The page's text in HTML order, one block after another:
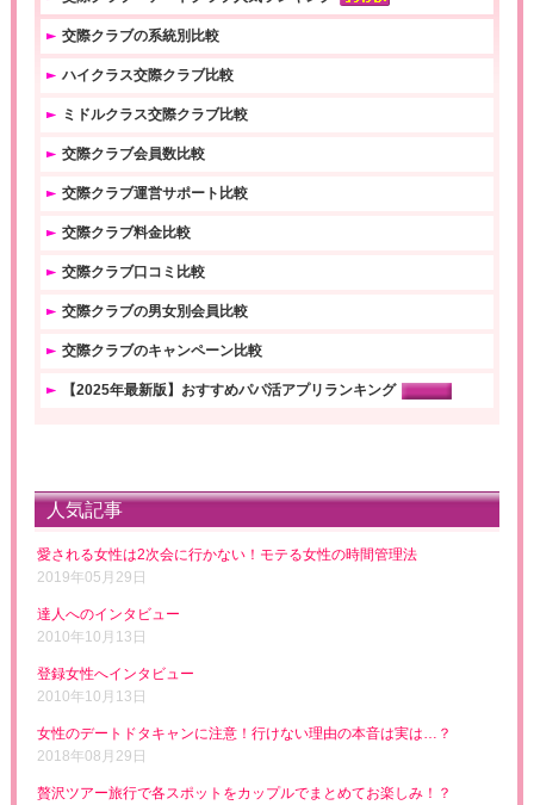
交際クラブの系統別比較
ハイクラス交際クラブ比較
ミドルクラス交際クラブ比較
交際クラブ会員数比較
交際クラブ運営サポート比較
交際クラブ料金比較
交際クラブ口コミ比較
交際クラブの男女別会員比較
交際クラブのキャンペーン比較
【2025年最新版】おすすめパパ活アプリランキング
人気記事
愛される女性は2次会に行かない！モテる女性の時間管理法
2019年05月29日
達人へのインタビュー
2010年10月13日
登録女性へインタビュー
2010年10月13日
女性のデートドタキャンに注意！行けない理由の本音は実は…？
2018年08月29日
贅沢ツアー旅行で各スポットをカップルでまとめてお楽しみ！？